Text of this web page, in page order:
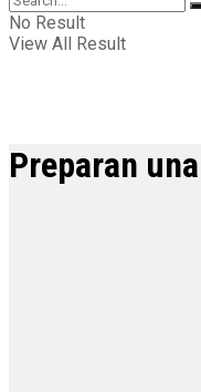
No Result
View All Result
Preparan